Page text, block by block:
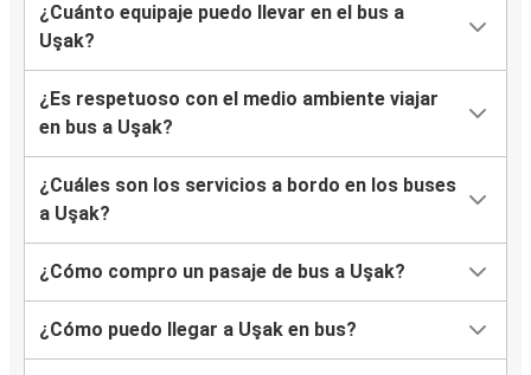
¿Cuánto equipaje puedo llevar en el bus a
Uşak?
¿Es respetuoso con el medio ambiente viajar
en bus a Uşak?
¿Cuáles son los servicios a bordo en los buses
a Uşak?
¿Cómo compro un pasaje de bus a Uşak?
¿Cómo puedo llegar a Uşak en bus?